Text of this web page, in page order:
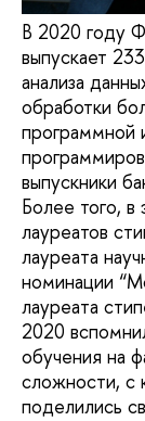
В 2020 году
выпускает
анализа
обработки
программной
выпускники
Более того,
лауреатов
лауреата
номинации
лауреата
2020
обучения на
сложности, с
поделились